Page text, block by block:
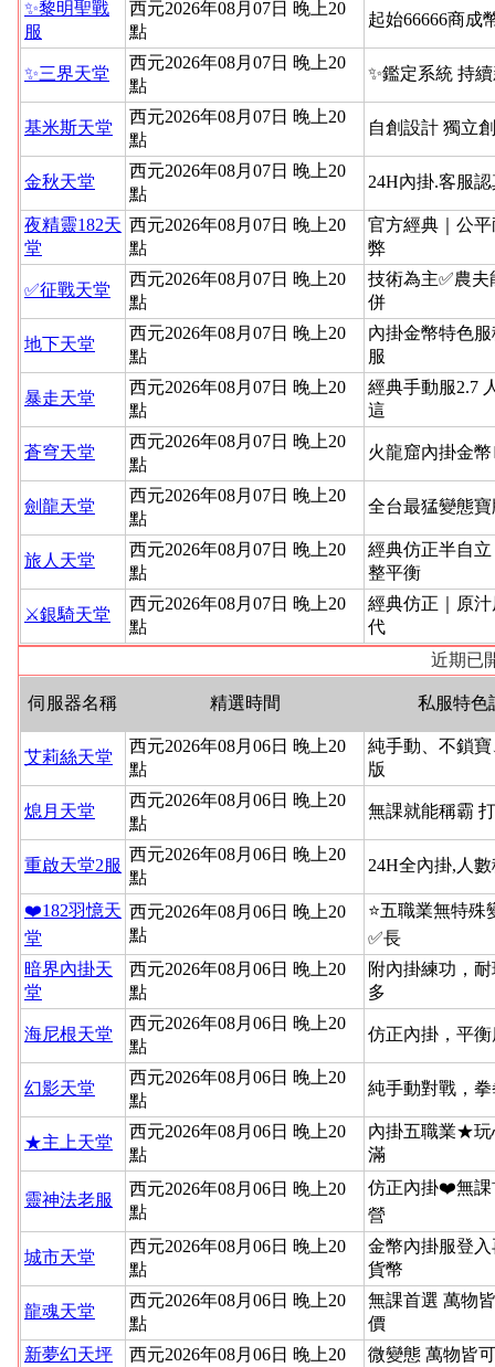
✨黎明聖戰
服
西元2026年08月07日 晚上20
點
起始66666商成
✨三界天堂
西元2026年08月07日 晚上20
點
✨鑑定系統 持
基米斯天堂
西元2026年08月07日 晚上20
點
自創設計 獨立
金秋天堂
西元2026年08月07日 晚上20
點
24H內掛.客服
夜精靈182天
堂
西元2026年08月07日 晚上20
點
官方經典｜公
弊
✅征戰天堂
西元2026年08月07日 晚上20
點
技術為主✅農夫
併
地下天堂
西元2026年08月07日 晚上20
點
內掛金幣特色
服
暴走天堂
西元2026年08月07日 晚上20
點
經典手動服2.7
這
蒼穹天堂
西元2026年08月07日 晚上20
點
火龍窟內掛金
劍龍天堂
西元2026年08月07日 晚上20
點
全台最猛變態寶
旅人天堂
西元2026年08月07日 晚上20
點
經典仿正半自
整平衡
⚔️銀騎天堂
西元2026年08月07日 晚上20
點
經典仿正｜原
代
近期已
伺服器名稱 精選時間 私服特色
艾莉絲天堂
西元2026年08月06日 晚上20
點
純手動、不鎖
版
熄月天堂
西元2026年08月06日 晚上20
點
無課就能稱霸
重啟天堂2服
西元2026年08月06日 晚上20
點
24H全內掛,人
❤️182羽憶天
堂
西元2026年08月06日 晚上20
點
⭐️五職業無特殊
✅長
暗界內掛天
堂
西元2026年08月06日 晚上20
點
附內掛練功，
多
海尼根天堂
西元2026年08月06日 晚上20
點
仿正內掛，平
幻影天堂
西元2026年08月06日 晚上20
點
純手動對戰，
★主上天堂
西元2026年08月06日 晚上20
點
內掛五職業★玩
滿
靈神法老服
西元2026年08月06日 晚上20
點
仿正內掛❤️無
營
城市天堂
西元2026年08月06日 晚上20
點
金幣內掛服登
貨幣
龍魂天堂
西元2026年08月06日 晚上20
點
無課首選 萬物
價
新夢幻天坪
西元2026年08月06日 晚上20
微變態 萬物皆